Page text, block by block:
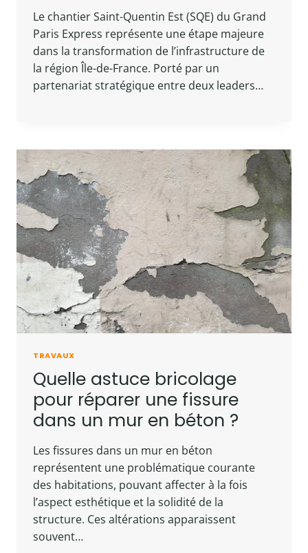
Le chantier Saint-Quentin Est (SQE) du Grand
Paris Express représente une étape majeure
dans la transformation de l’infrastructure de
la région Île-de-France. Porté par un
partenariat stratégique entre deux leaders…
TRAVAUX
Quelle astuce bricolage
pour réparer une fissure
dans un mur en béton ?
Les fissures dans un mur en béton
représentent une problématique courante
des habitations, pouvant affecter à la fois
l’aspect esthétique et la solidité de la
structure. Ces altérations apparaissent
souvent…